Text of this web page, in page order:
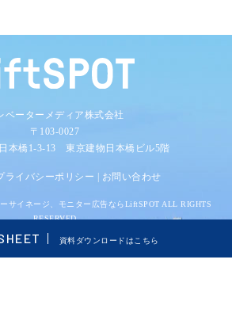
資料ダウンロードはこちら
ベーターメディア株式会社
〒103-0027
本橋1-3-13 東京建物日本橋ビル5階
ライバシーポリシー お問い合わせ
サイネージ、モニター広告ならLiftSPOT ALL RIGHTS
RESERVED